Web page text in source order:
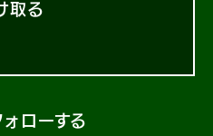
取る
ローする